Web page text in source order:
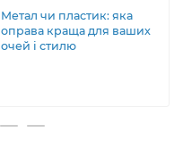
Метал чи пластик: яка
оправа краща для ваших
очей і стилю